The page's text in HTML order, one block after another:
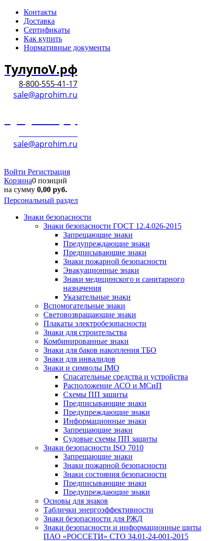
Контакты
Доставка
Сертификаты
Как купить
Нормативные документы
ТулупоV.рф
8-800-555-41-17
sale@aprohim.ru
sale@aprohim.ru
Войти Регистрация
Корзина0 позиций
на сумму 0,00 руб.
Персональный раздел
Знаки безопасности
Знаки безопасности ГОСТ 12.4.026-2015
Запрещающие знаки
Предупреждающие знаки
Предписывающие знаки
Знаки пожарной безопасности
Эвакуационные знаки
Знаки медицинского и санитарного
назначения
Указательные знаки
Вспомогательные знаки
Световозвращающие знаки
Плакаты электробезопасности
Знаки для строительства
Комбинированные знаки
Знаки для баков накопления ТБО
Знаки для инвалидов
Знаки и символы IMO
Спасательные средства и устройства
Расположение АСО и МСиП
Схемы ПП защиты
Предписывающие знаки
Предупреждающие знаки
Информационные знаки
Запрещающие знаки
Судовые схемы ПП защиты
Знаки безопасности ISO 7010
Запрещающие знаки
Знаки пожарной безопасности
Знаки состояния безопасности
Предписывающие знаки
Предупреждающие знаки
Основы для знаков
Таблички энергоэффективности
Знаки безопасности для РЖД
Знаки безопасности и информационные щиты
ПАО «РОССЕТИ» СТО 34.01-24-001-2015